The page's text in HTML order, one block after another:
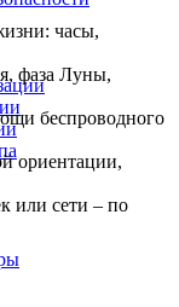
часы,
фаза Луны,
беспроводного
ориентации,
или сети – по